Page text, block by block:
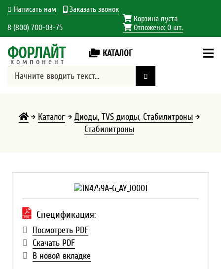
Написать нам Заказать звонок
8 (800) 700-03-75
Корзина пуста
Отложено: 0шт.
ФОРЛАЙТ
компонент
КАТАЛОГ
Каталог
Диоды, TVS диоды, Стабилитроны
Стабилитроны
Спецификация:
Посмотреть PDF
Скачать PDF
В новой вкладке